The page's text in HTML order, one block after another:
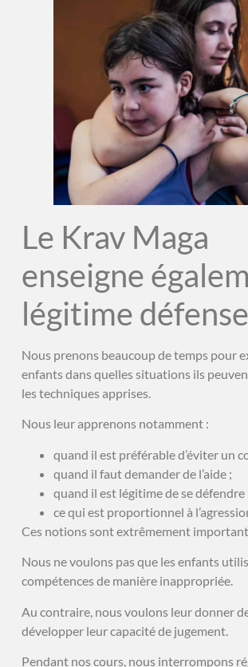
Le Krav Maga
enseigne
légitime défense
Nous prenons beaucoup de temps pour
enfants dans quelles situations ils
les techniques apprises.
Nous leur apprenons notamment :
quand il est préférable d’éviter un
quand il faut demander de l’aide ;
quand il est légitime de se défendre
ce qui est proportionnel à
Ces notions sont extrêmement
Nous ne voulons pas que les enfants
compétences de manière inappropriée.
Au contraire, nous voulons leur donner
développer leur capacité de jugement.
Pendant nos cours, nous interrompons